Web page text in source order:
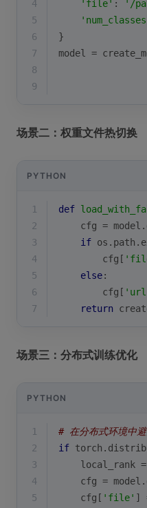
4 'file' : '/
5
6
}
7
model =
8
9
场景二：权重文件热切换
PYTHON
1 def
2
cfg =
3
if
4
        cfg[
5
else:
6
        cfg[
7
return
场景三：分布式训练优化
PYTHON
1
# 在分布式环境中
2
if
3
local_rank
4
cfg =
5
    cfg[
'file' ]